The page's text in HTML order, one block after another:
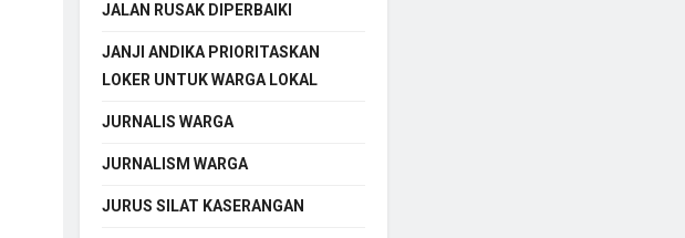
JALAN RUSAK DIPERBAIKI
JANJI ANDIKA PRIORITASKAN
LOKER UNTUK WARGA LOKAL
JURNALIS WARGA
JURNALISM WARGA
JURUS SILAT KASERANGAN